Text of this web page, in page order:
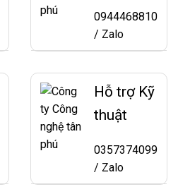
0944468810
/ Zalo
Hỗ trợ Kỹ
thuật
0357374099
/ Zalo